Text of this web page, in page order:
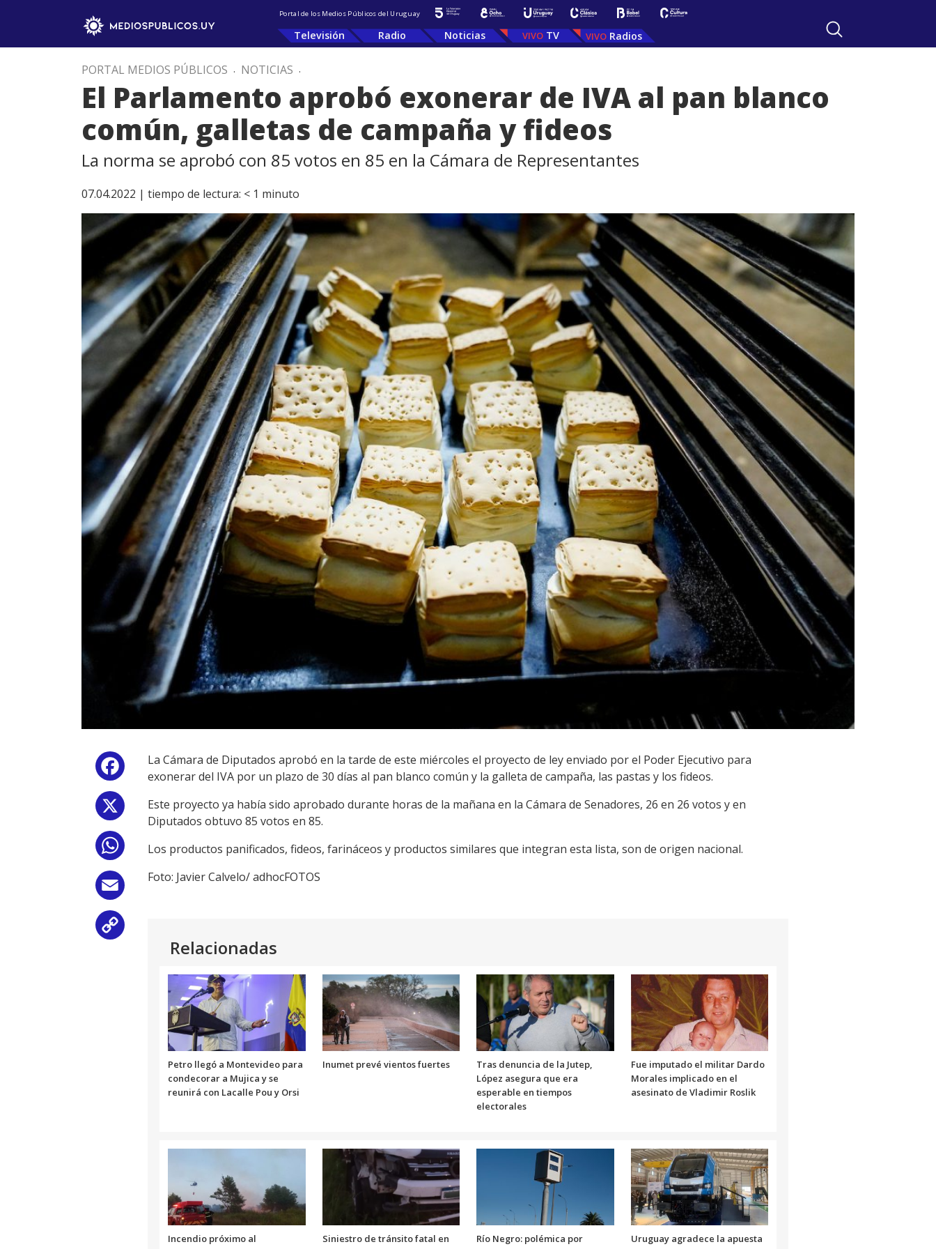
Portal de los Medios Públicos del Uruguay
Televisión Radio Noticias TV Radios
PORTAL MEDIOS PÚBLICOS . NOTICIAS .
El Parlamento aprobó exonerar de IVA al pan blanco
común, galletas de campaña y fideos
La norma se aprobó con 85 votos en 85 en la Cámara de Representantes
07.04.2022 | tiempo de lectura: < 1 minuto
Facebook
WhatsApp
La Cámara de Diputados aprobó en la tarde de este miércoles el proyecto de ley enviado por el Poder Ejecutivo para
exonerar del IVA por un plazo de 30 días al pan blanco común y la galleta de campaña, las pastas y los fideos.
Este proyecto ya había sido aprobado durante horas de la mañana en la Cámara de Senadores, 26 en 26 votos y en
Diputados obtuvo 85 votos en 85.
Los productos panificados, fideos, farináceos y productos similares que integran esta lista, son de origen nacional.
Foto: Javier Calvelo/ adhocFOTOS
Relacionadas
Petro llegó a Montevideo para
condecorar a Mujica y se
reunirá con Lacalle Pou y Orsi
Inumet prevé vientos fuertes
Tras denuncia de la Jutep,
López asegura que era
esperable en tiempos
electorales
Fue imputado el militar Dardo
Morales implicado en el
asesinato de Vladimir Roslik
Incendio próximo al
Siniestro de tránsito fatal en
Río Negro: polémica por
Uruguay agradece la apuesta